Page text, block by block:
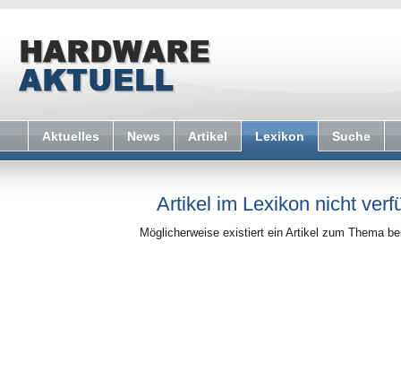
Aktuelles News Artikel Lexikon Suche
Artikel im Lexikon nicht
Möglicherweise existiert ein Artikel zum Thema